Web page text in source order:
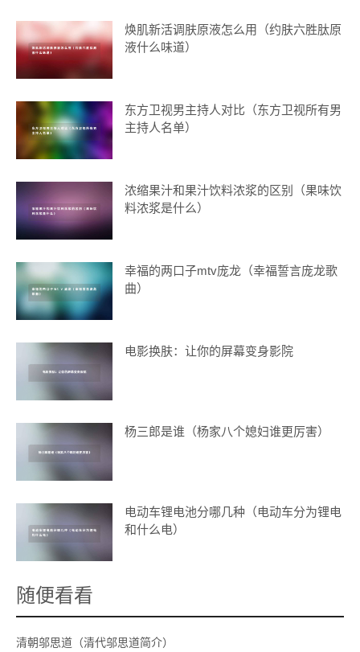
焕肌新活调肤原液怎么用（约肤六胜肽原
液什么味道）
东方卫视男主持人对比（东方卫视所有男
主持人名单）
浓缩果汁和果汁饮料浓浆的区别（果味饮
料浓浆是什么）
幸福的两口子mtv庞龙（幸福誓言庞龙歌
曲）
电影换肤：让你的屏幕变身影院
杨三郎是谁（杨家八个媳妇谁更厉害）
电动车锂电池分哪几种（电动车分为锂电
和什么电）
随便看看
清朝邬思道（清代邬思道简介）